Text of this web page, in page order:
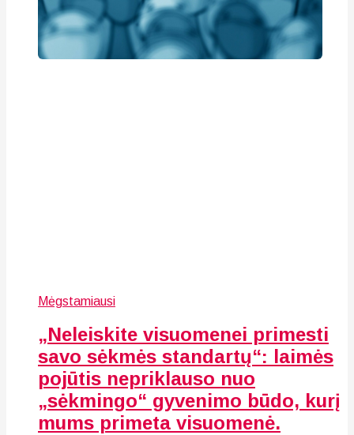
Mėgstamiausi
„Neleiskite visuomenei primesti
savo sėkmės standartų“: laimės
pojūtis nepriklauso nuo
„sėkmingo“ gyvenimo būdo, kurį
mums primeta visuomenė.